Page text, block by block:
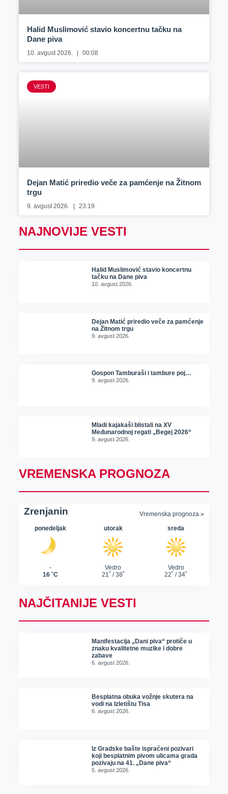
Halid Muslimović stavio koncertnu tačku na
Dane piva
10. avgust 2026. 00:08
VESTI
Dejan Matić priredio veče za pamćenje na Žitnom
trgu
9. avgust 2026. 23:19
NAJNOVIJE VESTI
Halid Muslimović stavio koncertnu
tačku na Dane piva
10. avgust 2026.
Dejan Matić priredio veče za pamćenje
na Žitnom trgu
9. avgust 2026.
Gospon Tamburaši i tambure poj…
9. avgust 2026.
Mladi kajakaši blistali na XV
Međunarodnoj regati „Begej 2026“
9. avgust 2026.
VREMENSKA PROGNOZA
NAJČITANIJE VESTI
Manifestacija „Dani piva“ protiče u
znaku kvalitetne muzike i dobre
zabave
6. avgust 2026.
Besplatna obuka vožnje skutera na
vodi na Izletištu Tisa
6. avgust 2026.
Iz Gradske bašte ispraćeni pozivari
koji besplatnim pivom ulicama grada
pozivaju na 41. „Dane piva“
5. avgust 2026.